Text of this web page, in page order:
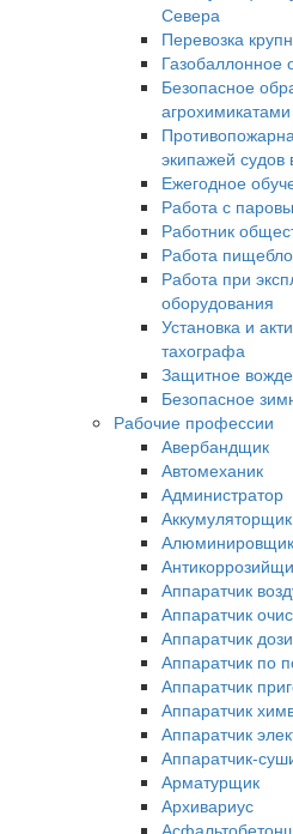
Севера
Перевозка
Газобаллонное
Безопасное
агрохимикатами
экипажей судов
Ежегодное
Работа с
Работник
Работа
Работа при
оборудования
Установка и
тахографа
Защитное
Безопасное
Рабочие профессии
Авербандщик
Автомеханик
Администратор
Аккумуляторщик
Алюминировщик
Аппаратчик
Аппаратчик
Аппаратчик
Аппаратчик по
Аппаратчик
Аппаратчик
Аппаратчик
Аппаратчик-
Арматурщик
Архивариус